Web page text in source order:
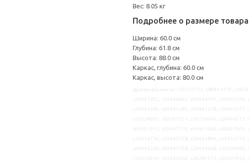
Вес: 8.05 кг
Подробнее о размере товара
Ширина: 60.0 см
Глубина: 61.8 см
Высота: 88.0 см
Каркас, глубина: 60.0 см
Каркас, высота: 80.0 см